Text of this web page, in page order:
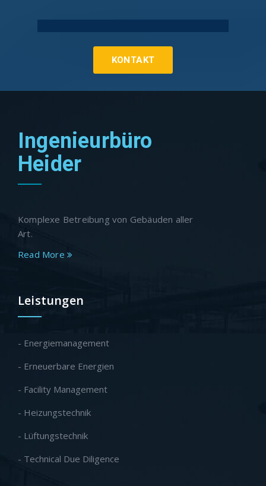
KONTAKT
Ingenieurbüro
Heider
Komplexe Betreibung von Gebäuden aller
Art.
Read More
Leistungen
- Energiemanagement
- Erneuerbare Energien
- Facility Management
- Heizungstechnik
- Lüftungstechnik
- Technical Due Diligence